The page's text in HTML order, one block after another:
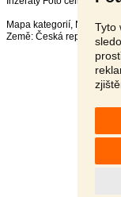
Tyto
Mapa kategorií,
Země: Česká republika